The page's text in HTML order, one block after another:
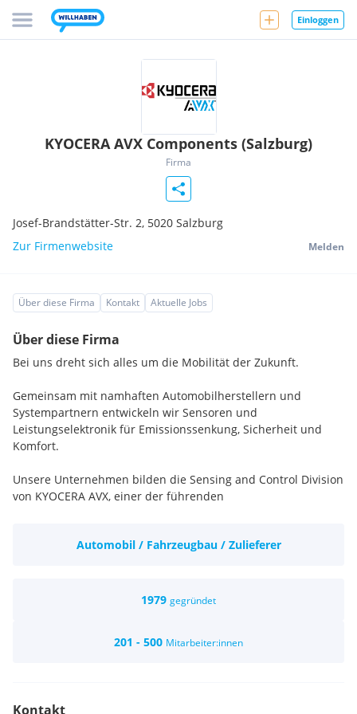
Einloggen
KYOCERA AVX Components (Salzburg)
Firma
Josef-Brandstätter-Str. 2, 5020 Salzburg
Zur Firmenwebsite
Melden
Über diese Firma Kontakt Aktuelle Jobs
Über diese Firma
Bei uns dreht sich alles um die Mobilität der Zukunft.
Gemeinsam mit namhaften Automobilherstellern und
Systempartnern entwickeln wir Sensoren und
Leistungselektronik für Emissionssenkung, Sicherheit und
Komfort.
Unsere Unternehmen bilden die Sensing and Control Division
von KYOCERA AVX, einer der führenden
Entwicklungsingenieure, Qualitätsingenieure, Projekt
Ein spannendes und internationales Arbeitsumfeld
Entwicklungsmöglichkeiten
Automobil / Fahrzeugbau / Zulieferer
1979 gegründet
201 - 500 Mitarbeiter:innen
Kontakt